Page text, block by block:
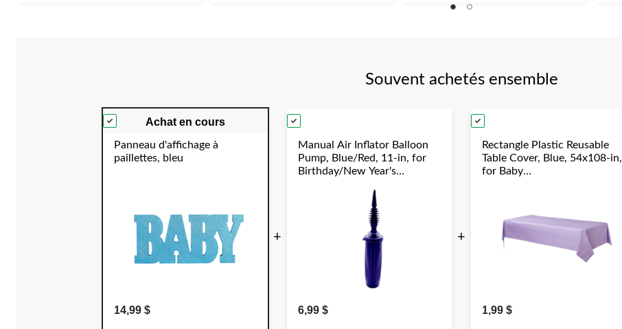
Souvent achetés ensemble
Achat en cours
Panneau d'affichage à
paillettes, bleu
14,99 $
+
Manual Air Inflator Balloon
Pump, Blue/Red, 11-in, for
Birthday/New Year's
Shower/Wedding/Halloween
6,99 $
+
Rectangle Plastic Reusable
Table Cover, Blue, 54x108-in,
for Baby
1,99 $